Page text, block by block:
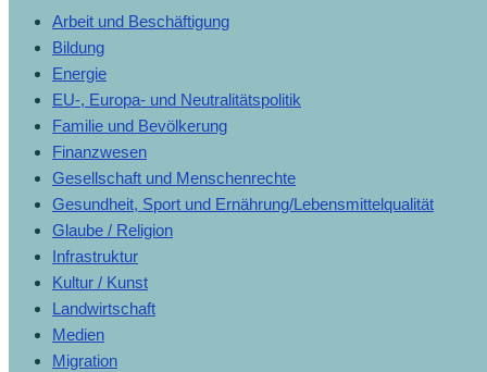
Arbeit und Beschäftigung
Bildung
Energie
EU-, Europa- und Neutralitätspolitik
Familie und Bevölkerung
Finanzwesen
Gesellschaft und Menschenrechte
Gesundheit, Sport und Ernährung/Lebensmittelqualität
Glaube / Religion
Infrastruktur
Kultur / Kunst
Landwirtschaft
Medien
Migration